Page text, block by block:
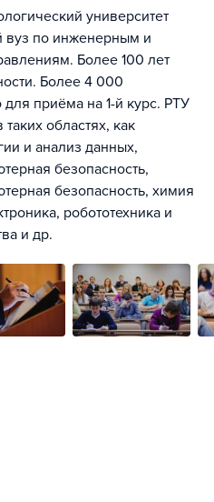
университет
по инженерным и
Более 100 лет
Более 4 000
приёма на 1-й курс. РТУ
областях, как
и анализ данных,
безопасность,
безопасность, химия
робототехника и
и др.